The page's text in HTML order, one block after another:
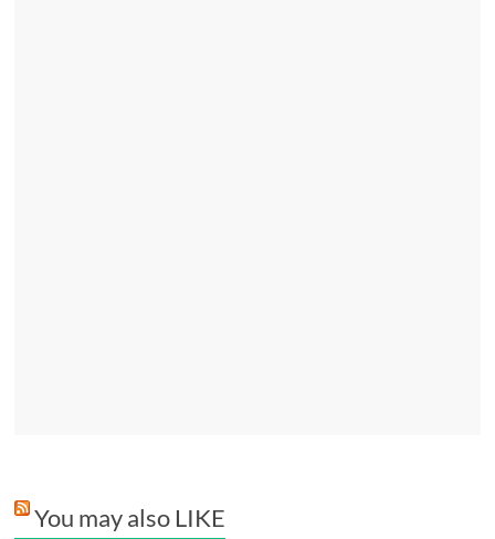
You may also LIKE